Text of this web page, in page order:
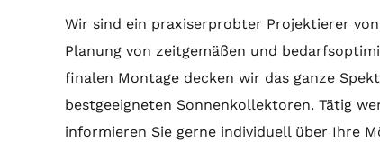
Wir sind ein praxiserprobter Projektierer
Planung von zeitgemäßen und
finalen Montage decken wir das ganze
bestgeeigneten Sonnenkollektoren. Tätig
informieren Sie gerne individuell über Ihre